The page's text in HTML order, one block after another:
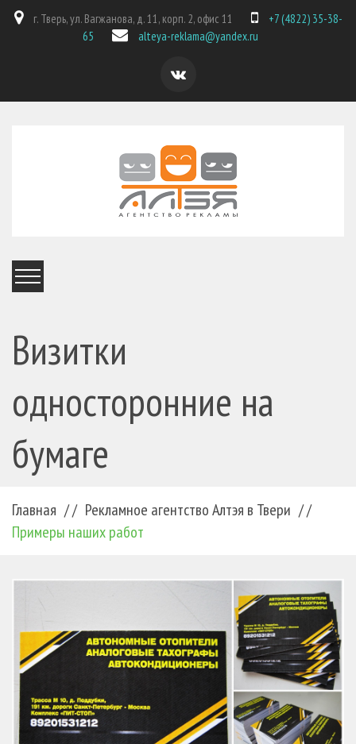
г. Тверь, ул. Вагжанова, д. 11, корп. 2, офис 11
+7 (4822) 35-38-
65
alteya-reklama@yandex.ru
Визитки
односторонние на
бумаге
Главная / / Рекламное агентство Алтэя в Твери / /
Примеры наших работ